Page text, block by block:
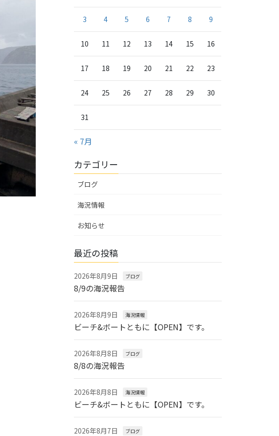
3 4 5 6 7 8 9
10 11 12 13 14 15 16
17 18 19 20 21 22 23
24 25 26 27 28 29 30
31
« 7月
カテゴリー
ブログ
海況情報
お知らせ
最近の投稿
2026年8月9日 ブログ
8/9の海況報告
2026年8月9日 海況情報
ビーチ&ボートともに【OPEN】です。
2026年8月8日 ブログ
8/8の海況報告
2026年8月8日 海況情報
ビーチ&ボートともに【OPEN】です。
2026年8月7日 ブログ